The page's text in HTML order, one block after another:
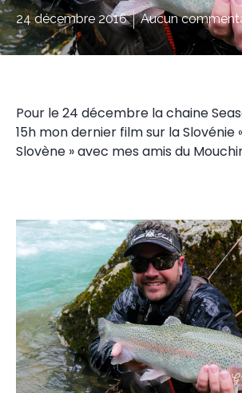
24 décembre 2016 Aucun
Pour le 24 décembre la chaine
15h mon dernier film sur la Slovénie
Slovène » avec mes amis du